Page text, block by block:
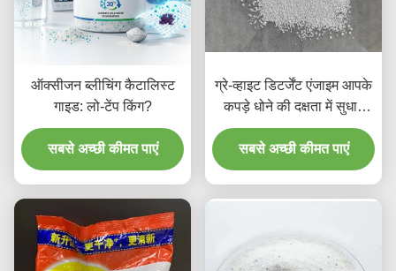
ऑक्सीजन ब्लीचिंग कैटालिस्ट
गाइड: लो-टेंप किंग?
सबसे अच्छी कीमत पाएं
ग्रे-व्हाइट डिटर्जेंट एंजाइम आपके
कपड़े धोने की दक्षता में सुधार
करता है
सबसे अच्छी कीमत पाएं